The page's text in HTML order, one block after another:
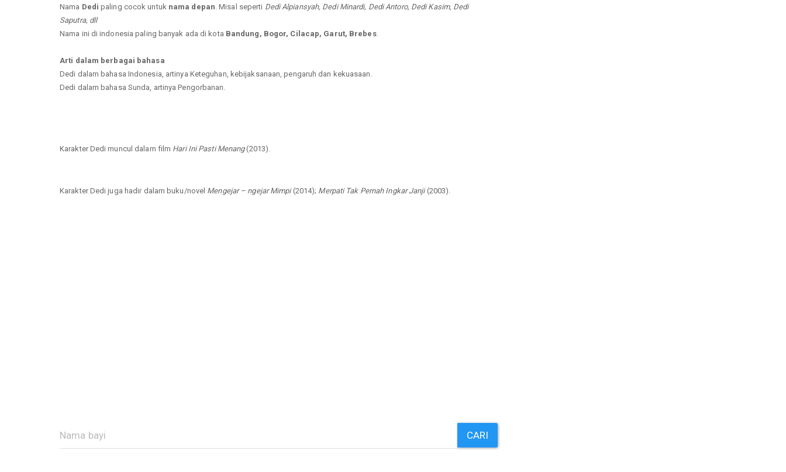
Nama Dedi paling cocok untuk nama depan . Misal seperti Dedi Alpiansyah, Dedi Minardi, Dedi Antoro, Dedi Kasim, Dedi
Saputra, dll
Nama ini di indonesia paling banyak ada di kota Bandung, Bogor, Cilacap, Garut, Brebes.
Arti dalam berbagai bahasa
Dedi dalam bahasa Indonesia, artinya Keteguhan, kebijaksanaan, pengaruh dan kekuasaan.
Dedi dalam bahasa Sunda, artinya Pengorbanan.
Karakter Dedi muncul dalam film Hari Ini Pasti Menang(2013).
Karakter Dedi juga hadir dalam buku/novel Mengejar – ngejar Mimpi(2014); Merpati Tak Pernah Ingkar Janji(2003).
CARI